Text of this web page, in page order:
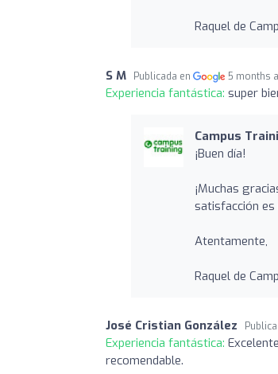
Raquel de
S M Publicada en 5 months
Experiencia fantástica: super
Campus
¡Buen día!
¡Muchas
satisfacción
Atentamente,
Raquel de
José Cristian González
Experiencia fantástica:
recomendable.